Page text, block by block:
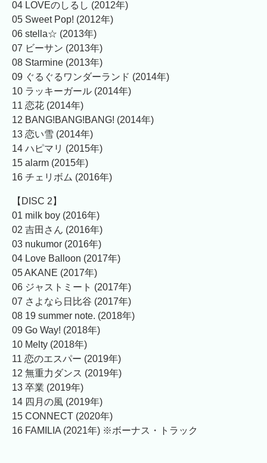
04 LOVEのしるし (2012年)
05 Sweet Pop! (2012年)
06 stella☆ (2013年)
07 ビーサン (2013年)
08 Starmine (2013年)
09 ぐるぐるワンダーランド (2014年)
10 ラッキーガール (2014年)
11 恋花 (2014年)
12 BANG!BANG!BANG! (2014年)
13 恋い雪 (2014年)
14 ハピマリ (2015年)
15 alarm (2015年)
16 チェリボム (2016年)
【DISC 2】
01 milk boy (2016年)
02 吉田さん (2016年)
03 nukumor (2016年)
04 Love Balloon (2017年)
05 AKANE (2017年)
06 ジャストミート (2017年)
07 さよなら日比谷 (2017年)
08 19 summer note. (2018年)
09 Go Way! (2018年)
10 Melty (2018年)
11 恋のエスパー (2019年)
12 無重力ダンス (2019年)
13 卒業 (2019年)
14 四月の風 (2019年)
15 CONNECT (2020年)
16 FAMILIA (2021年) ※ボーナス・トラック